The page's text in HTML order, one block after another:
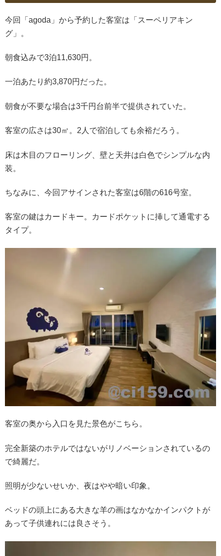
今回「agoda」から予約した客室は「スーペリアキン
グ」。
朝食込みで3泊11,630円。
一泊あたり約3,870円だった。
朝食が不要な場合は3千円台前半で提供されていた。
客室の広さは30㎡。2人で宿泊しても余裕だろう。
床は木目のフローリング、壁と天井は白色でシンプルな内
装。
ちなみに、今回アサインされた客室は6階の616号室。
客室の鍵はカードキー。カードポケットに挿して通電する
タイプ。
客室の奥から入口を見た景色がこちら。
完全新築のホテルではないがリノベーションされているの
で綺麗だ。
照明が少ないせいか、夜はやや暗い印象。
ベッドの頭上にある大きな羊の画はなかなかインパクトが
あって子供連れには良さそう。